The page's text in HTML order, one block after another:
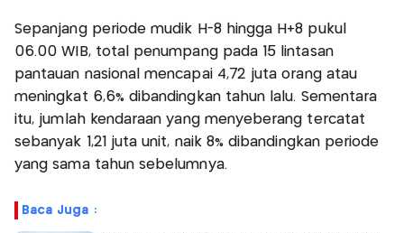
Sepanjang periode mudik H-8 hingga H+8 pukul
06.00 WIB, total penumpang pada 15 lintasan
pantauan nasional mencapai 4,72 juta orang atau
meningkat 6,6% dibandingkan tahun lalu. Sementara
itu, jumlah kendaraan yang menyeberang tercatat
sebanyak 1,21 juta unit, naik 8% dibandingkan periode
yang sama tahun sebelumnya.
Baca Juga :